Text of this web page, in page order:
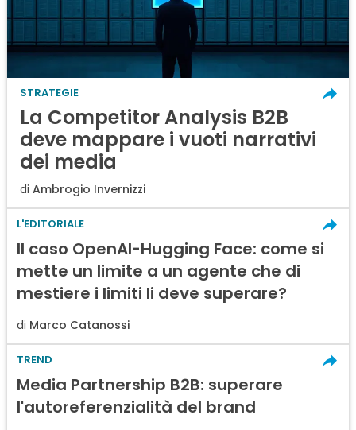
STRATEGIE
La Competitor Analysis B2B
deve mappare i vuoti narrativi
dei media
di Ambrogio Invernizzi
L'EDITORIALE
Il caso OpenAI-Hugging Face: come si
mette un limite a un agente che di
mestiere i limiti li deve superare?
di Marco Catanossi
TREND
Media Partnership B2B: superare
l'autoreferenzialità del brand